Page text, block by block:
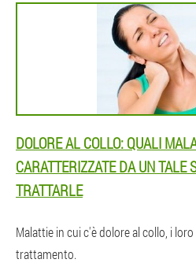
DOLORE AL COLLO: QUALI
CARATTERIZZATE DA UN TALE
TRATTARLE
Malattie in cui c'è dolore al collo, i
trattamento.